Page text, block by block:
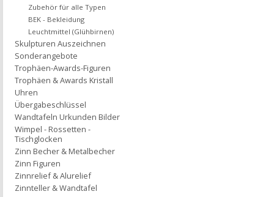
Zubehör für alle Typen
BEK - Bekleidung
Leuchtmittel (Glühbirnen)
Skulpturen Auszeichnen
Sonderangebote
Trophäen-Awards-Figuren
Trophäen & Awards Kristall
Uhren
Übergabeschlüssel
Wandtafeln Urkunden Bilder
Wimpel - Rossetten -
Tischglocken
Zinn Becher & Metalbecher
Zinn Figuren
Zinnrelief & Alurelief
Zinnteller & Wandtafel